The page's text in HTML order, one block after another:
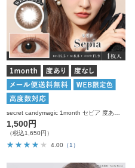
1,500円
（税込1,650円）
4.00 （1）